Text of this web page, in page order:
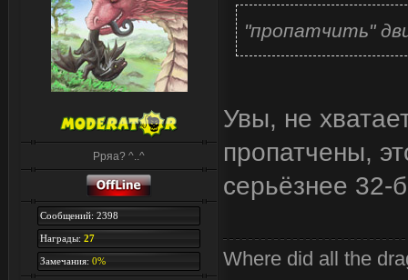
Рряа? ^..^
Сообщений: 2398
Награды:27
Замечания:0%
"пропатчить"
Увы, не
пропатчены,
серьёзнее 32-
Where did all the